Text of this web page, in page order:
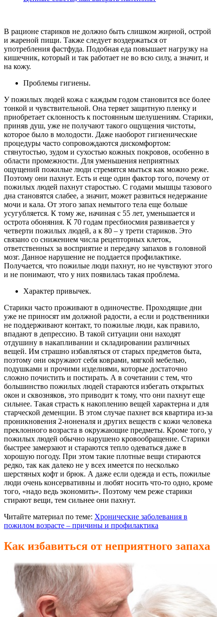
В рационе стариков не должно быть слишком жирной, острой
и жареной пищи. Также следует воздержаться от
употребления фастфуда. Подобная еда повышает нагрузку на
кишечник, который и так работает не во всю силу, а значит, и
на кожу.
Проблемы гигиены.
У пожилых людей кожа с каждым годом становится все более
тонкой и чувствительной. Она теряет защитную пленку и
приобретает склонность к постоянным шелушениям. Старики,
приняв душ, уже не получают такого ощущения чистоты,
которое было в молодости. Даже наоборот гигиенические
процедуры часто сопровождаются дискомфортом:
стянутостью, зудом и сухостью кожных покровов, особенно в
области промежности. Для уменьшения неприятных
ощущений пожилые люди стремятся мыться как можно реже.
Поэтому они пахнут. Есть и еще один фактор того, почему от
пожилых людей пахнут старостью. С годами мышцы тазового
дна становятся слабее, а значит, может развиться недержание
мочи и кала. От этого запах немытого тела еще больше
усугубляется. К тому же, начиная с 55 лет, уменьшается и
острота обоняния. К 70 годам пресбиосмия развивается у
четверти пожилых людей, а к 80 – у трети стариков. Это
связано со снижением числа рецепторных клеток,
ответственных за восприятие и передачу запахов в головной
мозг. Данное нарушение не поддается профилактике.
Получается, что пожилые люди пахнут, но не чувствуют этого
и не понимают, что у них появилась такая проблема.
Характер привычек.
Старики часто проживают в одиночестве. Проходящие дни
уже не приносят им должной радости, а если и родственники
не поддерживают контакт, то пожилые люди, как правило,
впадают в депрессию. В такой ситуации они находят
отдушину в накапливании и складировании различных
вещей. Им страшно избавляться от старых предметов быта,
поэтому они окружают себя коврами, мягкой мебелью,
подушками и прочими изделиями, которые достаточно
сложно почистить и постирать. А в сочетании с тем, что
большинство пожилых людей стараются избегать открытых
окон и сквозняков, это приводит к тому, что они пахнут еще
сильнее. Такая страсть к накоплению вещей характерна и для
старческой деменции. В этом случае пахнет вся квартира из-за
проникновения 2-ноненаля и других веществ с кожи человека
преклонного возраста в окружающие предметы. Кроме того, у
пожилых людей обычно нарушено кровообращение. Старики
быстрее замерзают и стараются тепло одеваться даже в
хорошую погоду. При этом такие плотные вещи стираются
редко, так как далеко не у всех имеется по несколько
шерстяных кофт и брюк. А даже если одежда и есть, пожилые
люди очень консервативны и любят носить что-то одно, кроме
того, «надо ведь экономить». Поэтому чем реже старики
стирают вещи, тем сильнее они пахнут.
Читайте материал по теме: Хронические заболевания в
пожилом возрасте – причины и профилактика
Как избавиться от неприятного запаха